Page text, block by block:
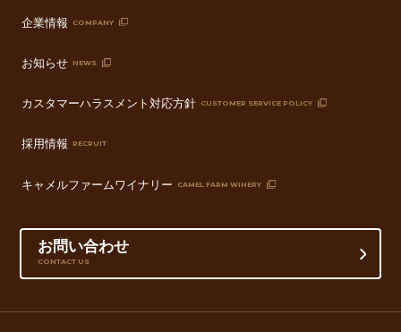
企業情報 COMPANY
お知らせ NEWS
カスタマーハラスメント対応方針 CUSTOMER SERVICE POLICY
採用情報 RECRUIT
キャメルファームワイナリー CAMEL FARM WINERY
お問い合わせ
CONTACT US